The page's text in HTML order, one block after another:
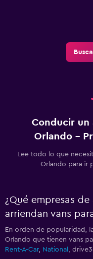
Conducir un
Orlando -
Lee todo lo que
Orlando para ir
¿Qué empresas
arriendan vans
En orden de popularidad,
Orlando que tienen vans
Rent-A-Car, National ,